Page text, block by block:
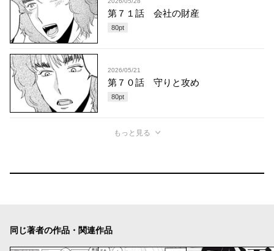
第７１話 会社の財産
80pt
2026/05/21
第７０話 守りと攻め
80pt
もっと見る
同じ著者の作品・関連作品